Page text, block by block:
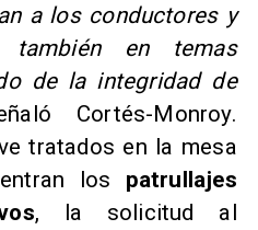
a los conductores y
también en temas
de la integridad de
Cortés-Monroy.
tratados en la mesa
los patrullajes
, la solicitud al